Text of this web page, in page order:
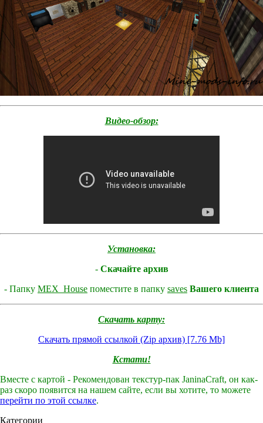
Видео-обзор:
Установка:
- Скачайте архив
- Папку MEX_House поместите в папку saves Вашего клиента
Скачать карту:
Скачать прямой ссылкой (Zip архив) [7.76 Mb]
Кстати!
Вместе с картой - Рекомендован текстур-пак JaninaCraft, он как-
раз скоро появится на нашем сайте, если вы хотите, то можете
перейти по этой ссылке.
Категории